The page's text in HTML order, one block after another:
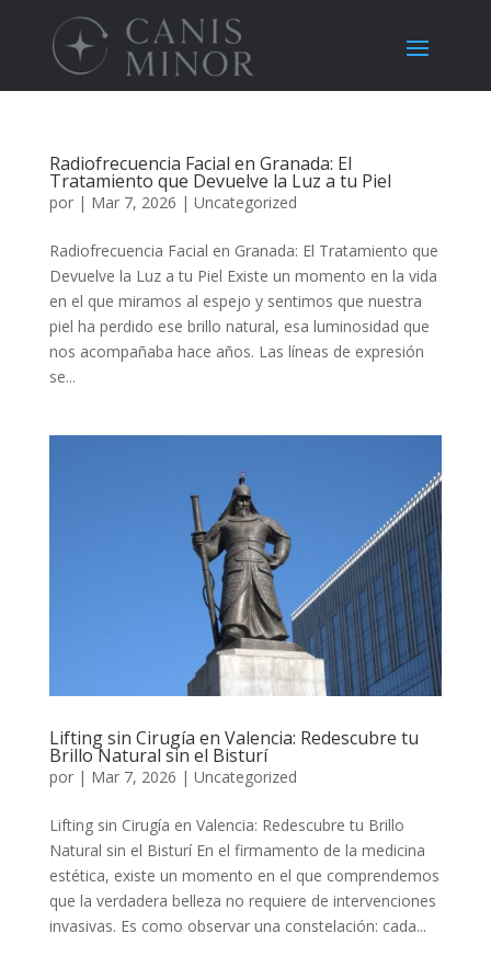
Radiofrecuencia Facial en Granada: El
Tratamiento que Devuelve la Luz a tu Piel
por | Mar 7, 2026 | Uncategorized
Radiofrecuencia Facial en Granada: El Tratamiento que
Devuelve la Luz a tu Piel Existe un momento en la vida
en el que miramos al espejo y sentimos que nuestra
piel ha perdido ese brillo natural, esa luminosidad que
nos acompañaba hace años. Las líneas de expresión
se...
Lifting sin Cirugía en Valencia: Redescubre tu
Brillo Natural sin el Bisturí
por | Mar 7, 2026 | Uncategorized
Lifting sin Cirugía en Valencia: Redescubre tu Brillo
Natural sin el Bisturí En el firmamento de la medicina
estética, existe un momento en el que comprendemos
que la verdadera belleza no requiere de intervenciones
invasivas. Es como observar una constelación: cada...